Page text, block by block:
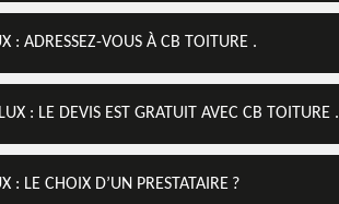
: ADRESSEZ-VOUS À CB TOITURE .
: LE DEVIS EST GRATUIT AVEC CB TOITURE .
: LE CHOIX D’UN PRESTATAIRE ?